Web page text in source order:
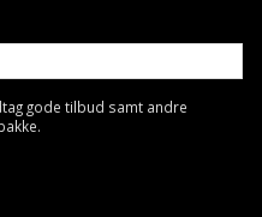
gode tilbud samt andre